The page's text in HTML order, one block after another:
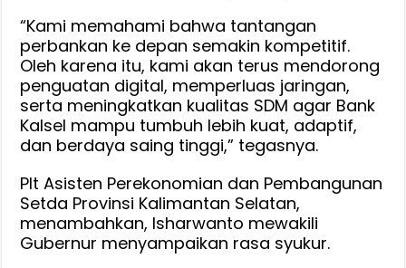
“Kami memahami bahwa tantangan
perbankan ke depan semakin kompetitif.
Oleh karena itu, kami akan terus mendorong
penguatan digital, memperluas jaringan,
serta meningkatkan kualitas SDM agar Bank
Kalsel mampu tumbuh lebih kuat, adaptif,
dan berdaya saing tinggi,” tegasnya.
Plt Asisten Perekonomian dan Pembangunan
Setda Provinsi Kalimantan Selatan,
menambahkan, Isharwanto mewakili
Gubernur menyampaikan rasa syukur.